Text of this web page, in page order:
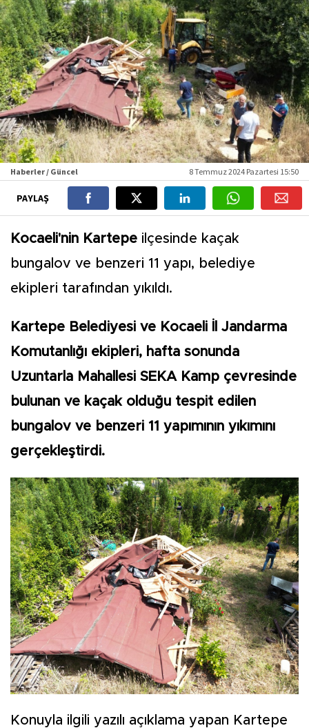
Haberler / Güncel 8 Temmuz 2024 Pazartesi 15:50
PAYLAŞ
Kocaeli'nin Kartepe ilçesinde kaçak
bungalov ve benzeri 11 yapı, belediye
ekipleri tarafından yıkıldı.
Kartepe Belediyesi ve Kocaeli İl Jandarma
Komutanlığı ekipleri, hafta sonunda
Uzuntarla Mahallesi SEKA Kamp çevresinde
bulunan ve kaçak olduğu tespit edilen
bungalov ve benzeri 11 yapımının yıkımını
gerçekleştirdi.
Konuyla ilgili yazılı açıklama yapan Kartepe